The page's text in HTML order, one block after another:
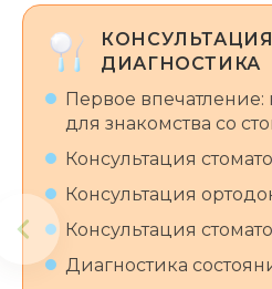
ДИАГНОСТИКА
Первое впечатление:
для знакомства со
Консультация
Консультация
Консультация
Диагностика